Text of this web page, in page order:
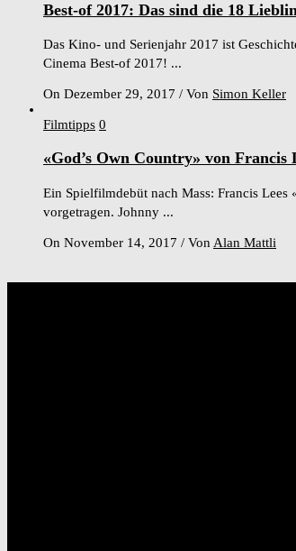
Best-of 2017: Das sind die 18
Das Kino- und Serienjahr 2017 ist
Cinema Best-of 2017! ...
On Dezember 29, 2017 / Von Simon Keller
Filmtipps 0
«God’s Own Country» von Francis
Ein Spielfilmdebüt nach Mass: Francis
vorgetragen. Johnny ...
On November 14, 2017 / Von Alan Mattli